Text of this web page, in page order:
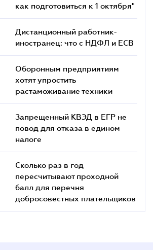
как подготовиться к 1 октября"
Дистанционный работник-
иностранец: что с НДФЛ и ЕСВ
Оборонным предприятиям
хотят упростить
растаможивание техники
Запрещенный КВЭД в ЕГР не
повод для отказа в едином
налоге
Сколько раз в год
пересчитывают проходной
балл для перечня
добросовестных плательщиков